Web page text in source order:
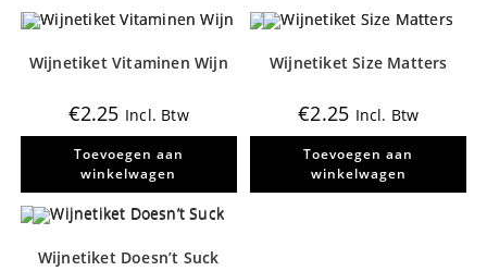
de
productpagina
Wijnetiket Vitaminen Wijn
€2.25 Incl. Btw
Toevoegen aan
winkelwagen
Wijnetiket Size Matters
€2.25 Incl. Btw
Toevoegen aan
winkelwagen
Wijnetiket Doesn’t Suck